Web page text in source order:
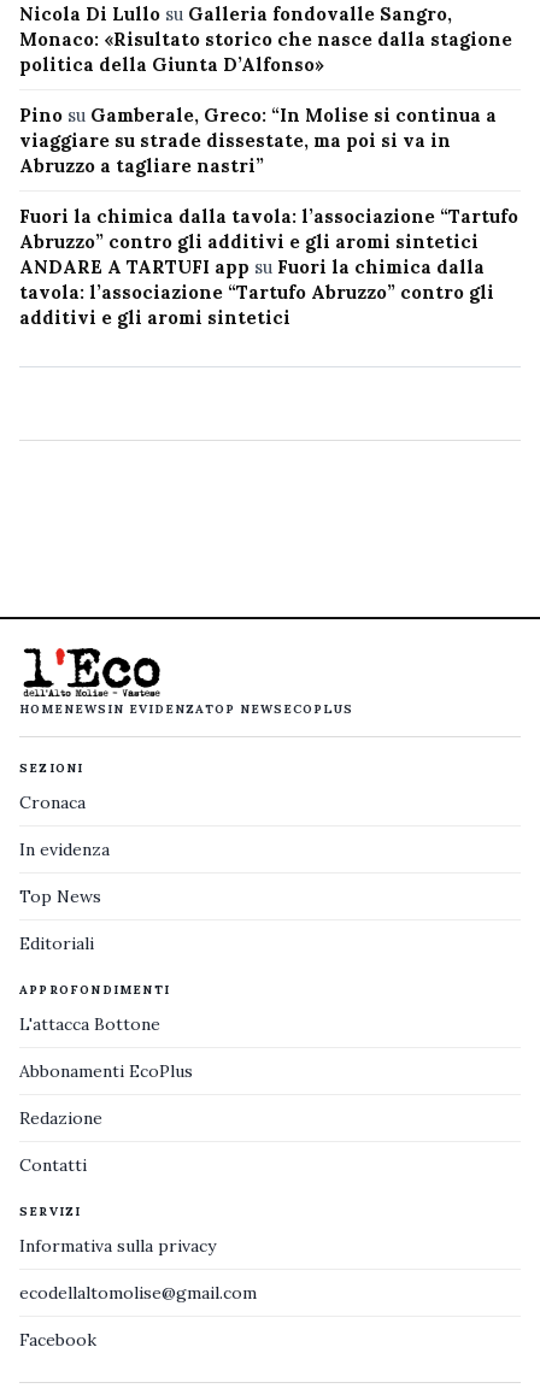
Nicola Di Lullo su Galleria fondovalle Sangro,
Monaco: «Risultato storico che nasce dalla stagione
politica della Giunta D’Alfonso»
Pino su Gamberale, Greco: “In Molise si continua a
viaggiare su strade dissestate, ma poi si va in
Abruzzo a tagliare nastri”
Fuori la chimica dalla tavola: l’associazione “Tartufo
Abruzzo” contro gli additivi e gli aromi sintetici
ANDARE A TARTUFI app su Fuori la chimica dalla
tavola: l’associazione “Tartufo Abruzzo” contro gli
additivi e gli aromi sintetici
HOMENEWS IN EVIDENZATOP NEWS ECOPLUS
SEZIONI
Cronaca
In evidenza
Top News
Editoriali
APPROFONDIMENTI
L'attacca Bottone
Abbonamenti EcoPlus
Redazione
Contatti
SERVIZI
Informativa sulla privacy
ecodellaltomolise@gmail.com
Facebook